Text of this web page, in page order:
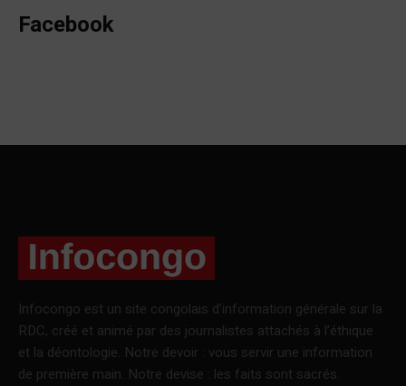
Facebook
Infocongo est un site congolais d’information générale sur la
RDC, créé et animé par des journalistes attachés à l’éthique
et la déontologie. Notre devoir : vous servir une information
de première main. Notre devise : les faits sont sacrés.